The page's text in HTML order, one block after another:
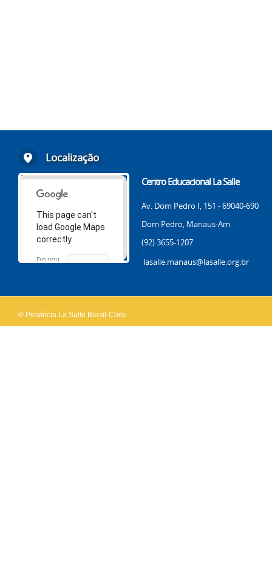
Localização
This page can't
load Google Maps
correctly.
Do you
OK
Centro Educacional La Salle
Av. Dom Pedro I, 151 - 69040-690
Dom Pedro, Manaus-Am
(92) 3655-1207
lasalle.manaus@lasalle.org.br
© Província La Salle Brasil-Chile